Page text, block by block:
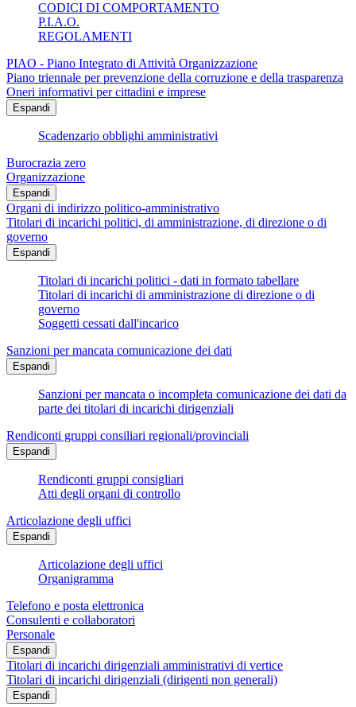
CODICI DI COMPORTAMENTO
P.I.A.O.
REGOLAMENTI
PIAO - Piano Integrato di Attività Organizzazione
Piano triennale per prevenzione della corruzione e della trasparenza
Oneri informativi per cittadini e imprese
Espandi
Scadenzario obblighi amministrativi
Burocrazia zero
Organizzazione
Espandi
Organi di indirizzo politico-amministrativo
Titolari di incarichi politici, di amministrazione, di direzione o di
governo
Espandi
Titolari di incarichi politici - dati in formato tabellare
Titolari di incarichi di amministrazione di direzione o di
governo
Soggetti cessati dall'incarico
Sanzioni per mancata comunicazione dei dati
Espandi
Sanzioni per mancata o incompleta comunicazione dei dati da
parte dei titolari di incarichi dirigenziali
Rendiconti gruppi consiliari regionali/provinciali
Espandi
Rendiconti gruppi consigliari
Atti degli organi di controllo
Articolazione degli uffici
Espandi
Articolazione degli uffici
Organigramma
Telefono e posta elettronica
Consulenti e collaboratori
Personale
Espandi
Titolari di incarichi dirigenziali amministrativi di vertice
Titolari di incarichi dirigenziali (dirigenti non generali)
Espandi